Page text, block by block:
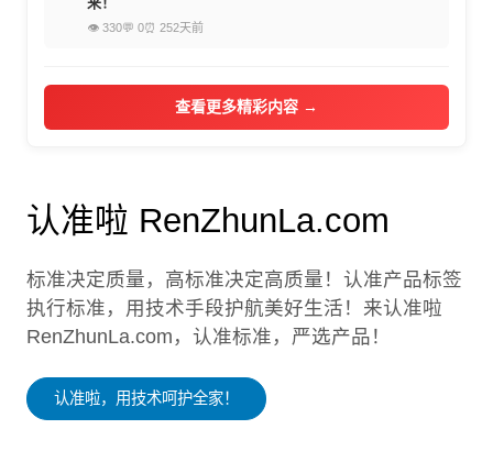
👁 330💬 0⏰ 252天前
查看更多精彩内容 →
认准啦 RenZhunLa.com
标准决定质量，高标准决定高质量！认准产品标签
执行标准，用技术手段护航美好生活！来认准啦
RenZhunLa.com，认准标准，严选产品！
认准啦，用技术呵护全家！